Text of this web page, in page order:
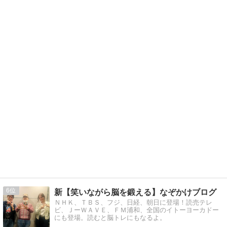
6 新【笑いながら脳を鍛える】なぞかけブログ
ＮＨＫ、ＴＢＳ、フジ、日経、朝日に登場！読売テレ
ビ、ＪーＷＡＶＥ、ＦＭ浦和、全国のイトーヨーカドー
にも登場。読むと脳トレにもなるよ。